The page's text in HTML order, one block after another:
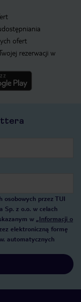
ofert
rezerwacji w
osobowych przez TUI
Sp. z o.o. w celach
w „Informacji o
elektroniczną formę
automatycznych